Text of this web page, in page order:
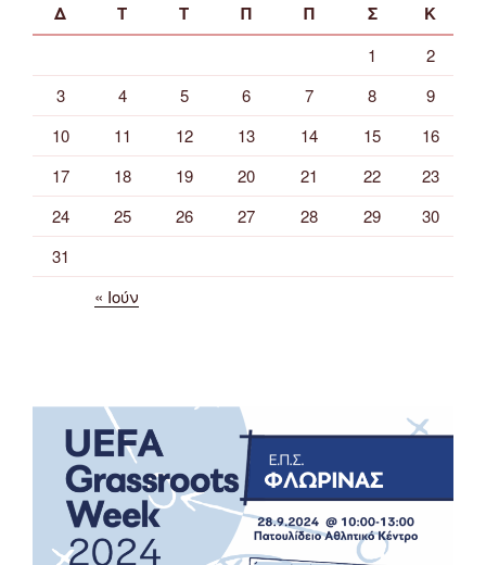
Δ Τ Τ Π Π Σ Κ
1
2
3
4 5 6 7 8
9
10
11 12 13 14 15
16
17
18 19 20 21 22
23
24
25 26 27 28 29
30
31
« Ιούν